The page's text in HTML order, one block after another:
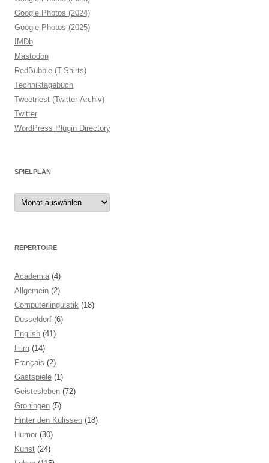
Google Photos (2024)
Google Photos (2025)
IMDb
Mastodon
RedBubble (T-Shirts)
Techniktagebuch
Tweetnest (Twitter-Archiv)
Twitter
WordPress Plugin Directory
SPIELPLAN
Spielplan
REPERTOIRE
Academia (4)
Allgemein (2)
Computerlinguistik (18)
Düsseldorf (6)
English (41)
Film (14)
Français (2)
Gastspiele (1)
Geistesleben (72)
Groningen (5)
Hinter den Kulissen (18)
Humor (30)
Kunst (24)